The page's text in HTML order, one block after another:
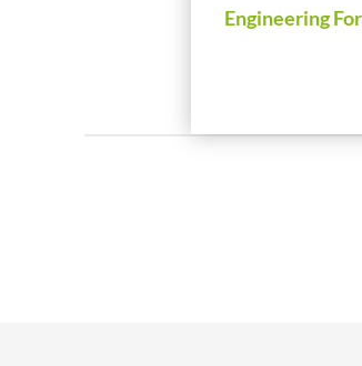
Engineering